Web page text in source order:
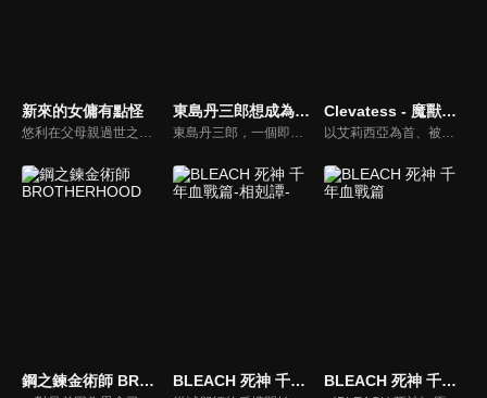
新來的女傭有點怪
悠利在父母親過世之後辭去家裡的傭人，後來突然一位女孩自願不領薪水擔任女傭服侍他。儘管認為她的動機跟行為舉止都很可疑，但是她不但做事勤快而且井井有條，更重要的是她做的料理都非常美味，讓悠利感到困惑不已。於是他決定揭穿女僕的真面目，然而原本應該佔優勢的主人卻總是遭到對方的捉弄，立場被逆轉的他要如何扭轉劣勢呢？
東島丹三郎想成為假面騎士
東島丹三郎，一個即使到了四十歲，仍一心想成為「假面騎士」的男人。然而，就在他即將放棄夢想之際，卻被捲入了一樁震驚社會的「偽修卡」搶劫案……本作以靈魂描繪一群「愛假面騎士愛得過火」的大人們，一場「認真扮演假面騎士」的遊戲，就此拉開序幕！
Clevatess - 魔獸之王與嬰兒與屍之勇者
以艾莉西亞為首、被王所選上的勇者一行人，因為討伐魔獸王克雷巴特斯失利，因此陷入了危機。就在世界滅亡之際，所有人的希望託付到了一名嬰兒手上。
鋼之鍊金術師 BROTHERHOOD BLEACH 死神 千年血戰篇-相剋譚- BLEACH 死神 千年血戰篇